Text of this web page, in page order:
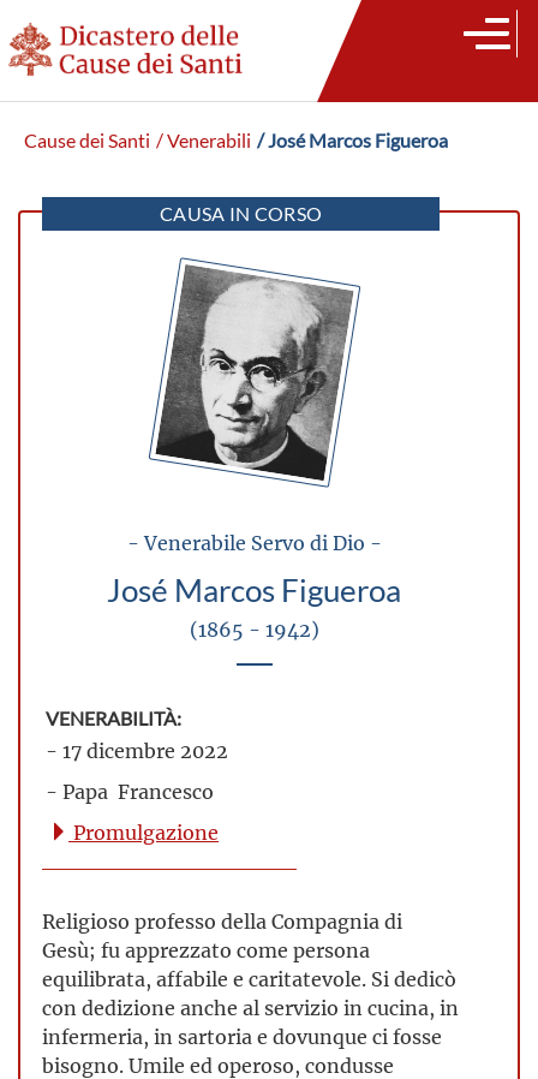
Cause dei Santi / Venerabili / José Marcos Figueroa
CAUSA IN CORSO
- Venerabile Servo di Dio -
José Marcos Figueroa
(1865 - 1942)
VENERABILITÀ:
- 17 dicembre 2022
- Papa Francesco
Promulgazione
Religioso professo della Compagnia di
Gesù; fu apprezzato come persona
equilibrata, affabile e caritatevole. Si dedicò
con dedizione anche al servizio in cucina, in
infermeria, in sartoria e dovunque ci fosse
bisogno. Umile ed operoso, condusse